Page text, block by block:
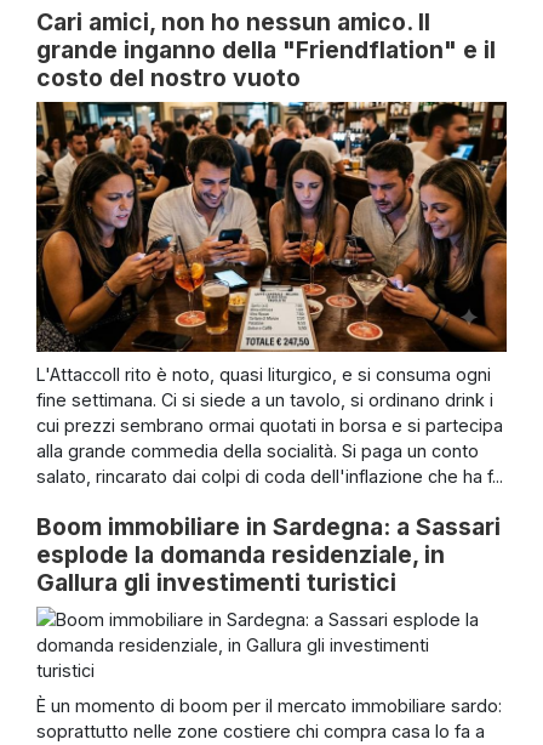
Cari amici, non ho nessun amico. Il
grande inganno della "Friendflation" e il
costo del nostro vuoto
L'AttaccoIl rito è noto, quasi liturgico, e si consuma ogni
fine settimana. Ci si siede a un tavolo, si ordinano drink i
cui prezzi sembrano ormai quotati in borsa e si partecipa
alla grande commedia della socialità. Si paga un conto
salato, rincarato dai colpi di coda dell'inflazione che ha f...
Boom immobiliare in Sardegna: a Sassari
esplode la domanda residenziale, in
Gallura gli investimenti turistici
È un momento di boom per il mercato immobiliare sardo:
soprattutto nelle zone costiere chi compra casa lo fa a